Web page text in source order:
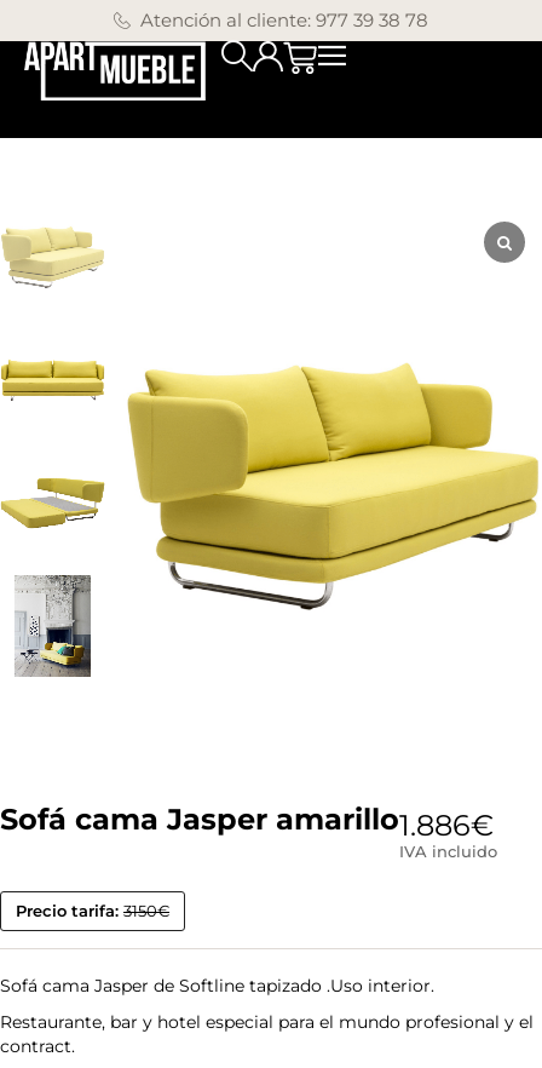
Atención al cliente: 977 39 38 78
Sofá cama Jasper amarillo1.886€
IVA incluido
Precio tarifa: 3150€
Sofá cama Jasper de Softline tapizado .Uso interior.
Restaurante, bar y hotel especial para el mundo profesional y el
contract.